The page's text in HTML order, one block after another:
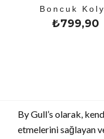
Boncuk
₺799,90
By Gull’s olarak,
etmelerini sağlayan